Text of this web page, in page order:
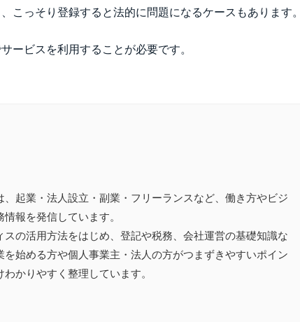
こっそり登録すると法的に問題になるケースもあります。
ービスを利用することが必要です。
、起業・法人設立・副業・フリーランスなど、働き方やビジ
報を発信しています。
スの活用方法をはじめ、登記や税務、会社運営の基礎知識な
を始める方や個人事業主・法人の方がつまずきやすいポイン
わかりやすく整理しています。